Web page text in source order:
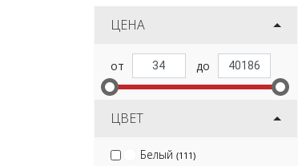
ЦЕНА
ЦВЕТ
Белый (111)